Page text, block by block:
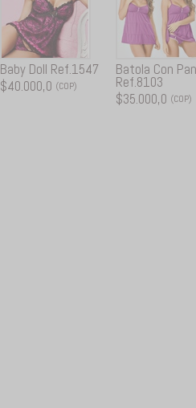
Baby Doll Ref.1547
$40.000,0 (COP)
Batola Con
Ref.8103
$35.000,0 (COP)